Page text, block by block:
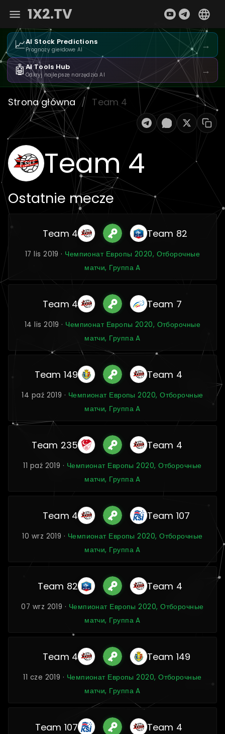
1X2.TV
📈AI Stock Predictions
Prognozy giełdowe AI →
🤖AI Tools Hub
Odkryj najlepsze narzędzia AI →
Strona główna / Team 4
Team 4
Ostatnie mecze
Team 4 Team 82
17 lis 2019 · Чемпионат Европы 2020, Отборочные
матчи, Группа A
Team 4 Team 7
14 lis 2019 · Чемпионат Европы 2020, Отборочные
матчи, Группа A
Team 149 Team 4
14 paź 2019 · Чемпионат Европы 2020, Отборочные
матчи, Группа A
Team 235 Team 4
11 paź 2019 · Чемпионат Европы 2020, Отборочные
матчи, Группа A
Team 4 Team 107
10 wrz 2019 · Чемпионат Европы 2020, Отборочные
матчи, Группа A
Team 82 Team 4
07 wrz 2019 · Чемпионат Европы 2020, Отборочные
матчи, Группа A
Team 4 Team 149
11 cze 2019 · Чемпионат Европы 2020, Отборочные
матчи, Группа A
Team 107 Team 4